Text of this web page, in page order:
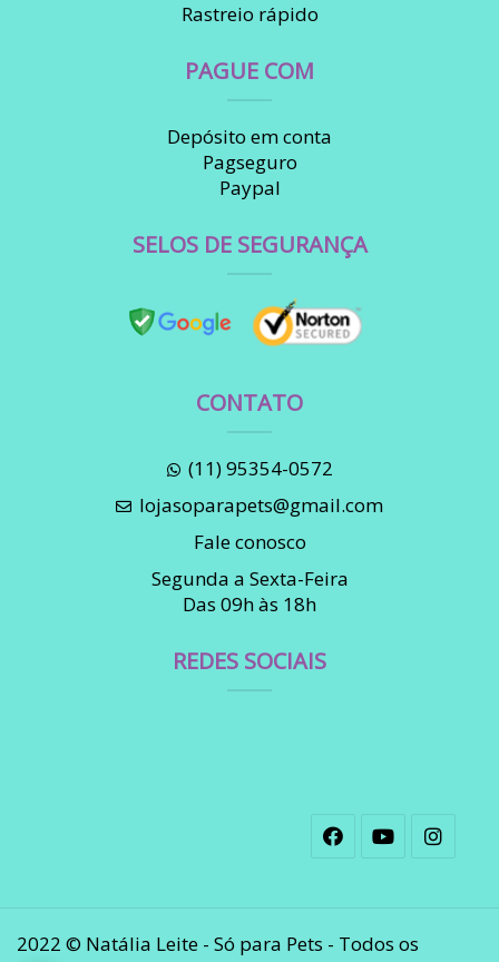
Rastreio rápido
PAGUE COM
Depósito em conta
Pagseguro
Paypal
SELOS DE SEGURANÇA
CONTATO
(11) 95354-0572
lojasoparapets@gmail.com
Fale conosco
Segunda a Sexta-Feira
Das 09h às 18h
REDES SOCIAIS
2022 © Natália Leite - Só para Pets - Todos os